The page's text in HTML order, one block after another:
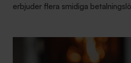
erbjuder flera smidiga